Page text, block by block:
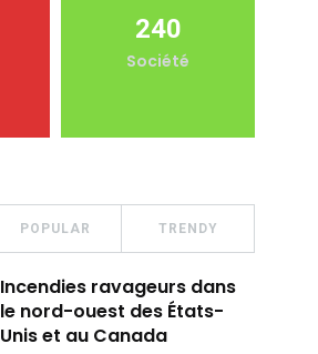
240
Société
POPULAR TRENDY
Incendies ravageurs dans
le nord-ouest des États-
Unis et au Canada